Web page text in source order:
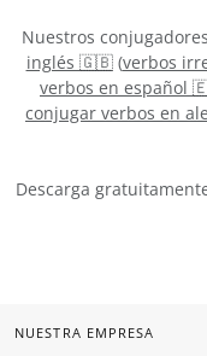
Nuestros
inglés 🇬🇧(verbos
verbos en español
conjugar verbos en
Descarga
NUESTRA EMPRESA